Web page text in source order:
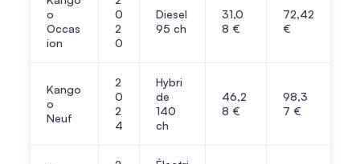
o
Occas
ion
0
2
0
Diesel
95 ch
31,0
8 €
72,42
€
Kango
o
Neuf
2
0
2
4
Hybri
de
140
ch
46,2
8 €
98,3
7 €